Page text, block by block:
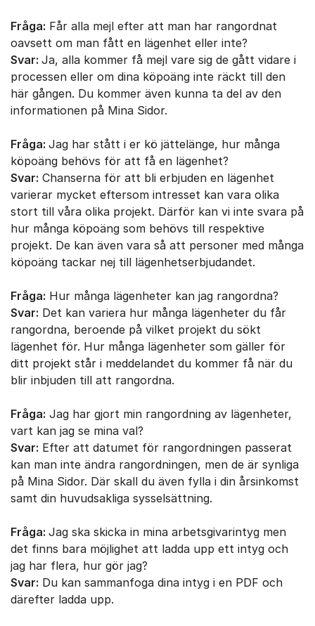
Fråga: Får alla mejl efter att man har rangordnat
oavsett om man fått en lägenhet eller inte?
Svar: Ja, alla kommer få mejl vare sig de gått vidare i
processen eller om dina köpoäng inte räckt till den
här gången. Du kommer även kunna ta del av den
informationen på Mina Sidor.
Fråga: Jag har stått i er kö jättelänge, hur många
köpoäng behövs för att få en lägenhet?
Svar: Chanserna för att bli erbjuden en lägenhet
varierar mycket eftersom intresset kan vara olika
stort till våra olika projekt. Därför kan vi inte svara på
hur många köpoäng som behövs till respektive
projekt. De kan även vara så att personer med många
köpoäng tackar nej till lägenhetserbjudandet.
Fråga: Hur många lägenheter kan jag rangordna?
Svar: Det kan variera hur många lägenheter du får
rangordna, beroende på vilket projekt du sökt
lägenhet för. Hur många lägenheter som gäller för
ditt projekt står i meddelandet du kommer få när du
blir inbjuden till att rangordna.
Fråga: Jag har gjort min rangordning av lägenheter,
vart kan jag se mina val?
Svar: Efter att datumet för rangordningen passerat
kan man inte ändra rangordningen, men de är synliga
på Mina Sidor. Där skall du även fylla i din årsinkomst
samt din huvudsakliga sysselsättning.
Fråga: Jag ska skicka in mina arbetsgivarintyg men
det finns bara möjlighet att ladda upp ett intyg och
jag har flera, hur gör jag?
Svar: Du kan sammanfoga dina intyg i en PDF och
därefter ladda upp.